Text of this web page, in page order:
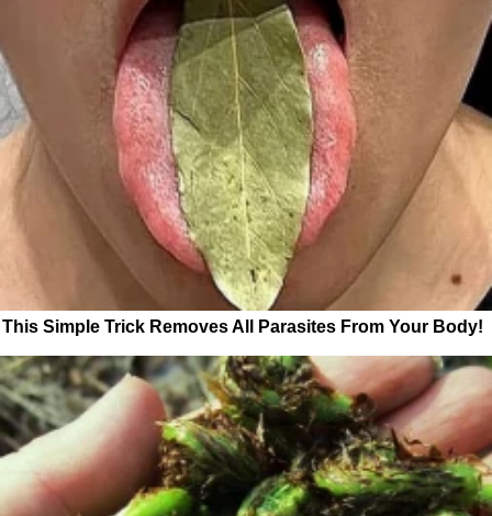
This Simple Trick Removes All Parasites From Your Body!